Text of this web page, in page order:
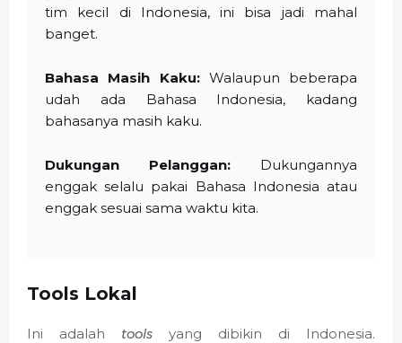
tim kecil di Indonesia, ini bisa jadi mahal
banget.
Bahasa Masih Kaku:Walaupun beberapa
udah ada Bahasa Indonesia, kadang
bahasanya masih kaku.
Dukungan Pelanggan: Dukungannya
enggak selalu pakai Bahasa Indonesia atau
enggak sesuai sama waktu kita.
Tools Lokal
Ini adalah tools yang dibikin di Indonesia.